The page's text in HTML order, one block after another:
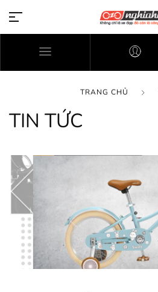
TRANG CHỦ
TIN TỨC